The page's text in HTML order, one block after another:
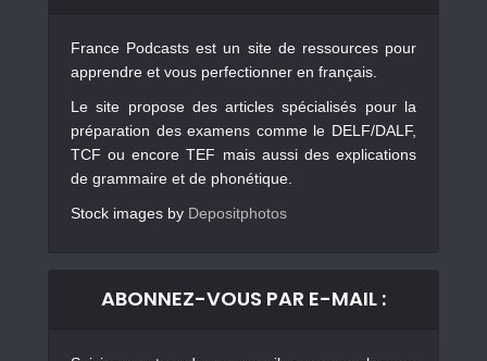
France Podcasts est un site de ressources pour
apprendre et vous perfectionner en français.
Le site propose des articles spécialisés pour la
préparation des examens comme le DELF/DALF,
TCF ou encore TEF mais aussi des explications
de grammaire et de phonétique.
Stock images by Depositphotos
ABONNEZ-VOUS PAR E-MAIL :